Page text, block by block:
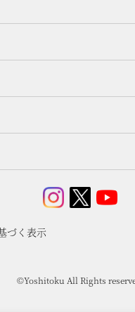
づく表示
©Yoshitoku All Rights